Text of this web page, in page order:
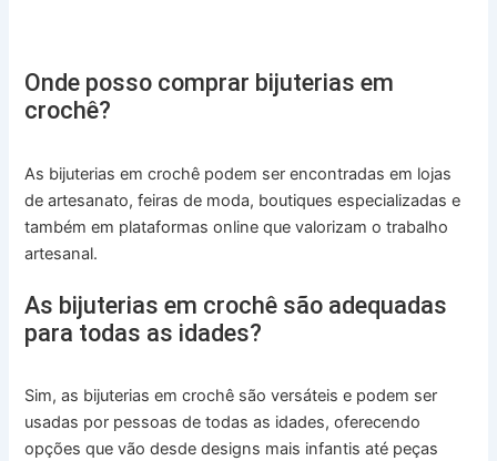
Onde posso comprar bijuterias em
crochê?
As bijuterias em crochê podem ser encontradas em lojas
de artesanato, feiras de moda, boutiques especializadas e
também em plataformas online que valorizam o trabalho
artesanal.
As bijuterias em crochê são adequadas
para todas as idades?
Sim, as bijuterias em crochê são versáteis e podem ser
usadas por pessoas de todas as idades, oferecendo
opções que vão desde designs mais infantis até peças